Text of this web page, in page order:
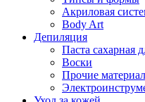
Акриловая
Body Art
Депиляция
Паста сахарная
Воски
Прочие